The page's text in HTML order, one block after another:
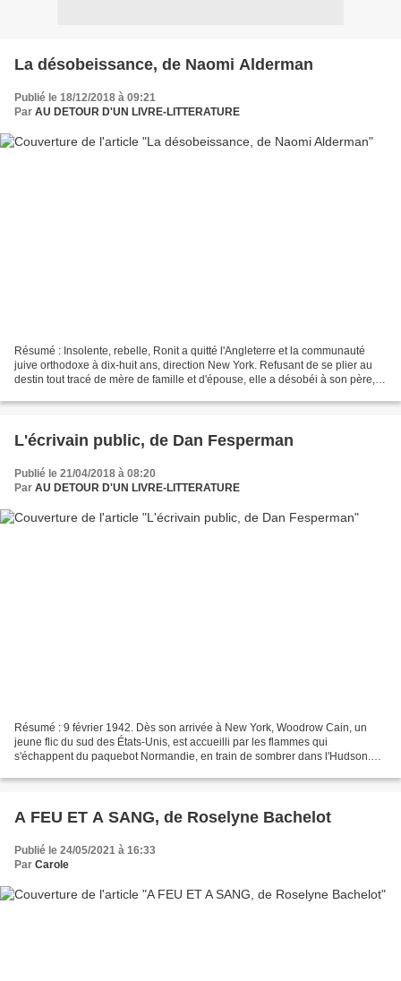
La désobeissance, de Naomi Alderman
Publié le 18/12/2018 à 09:21
Par AU DETOUR D'UN LIVRE-LITTERATURE
Résumé : Insolente, rebelle, Ronit a quitté l'Angleterre et la communauté
juive orthodoxe à dix-huit ans, direction New York. Refusant de se plier au
destin tout tracé de mère de famille et d'épouse, elle a désobéi à son père, le
L'écrivain public, de Dan Fesperman
Publié le 21/04/2018 à 08:20
Par AU DETOUR D'UN LIVRE-LITTERATURE
Résumé : 9 février 1942. Dès son arrivée à New York, Woodrow Cain, un
jeune flic du sud des États-Unis, est accueilli par les flammes qui
s'échappent du paquebot Normandie, en train de sombrer dans l'Hudson.
A FEU ET A SANG, de Roselyne Bachelot
Publié le 24/05/2021 à 16:33
Par Carole